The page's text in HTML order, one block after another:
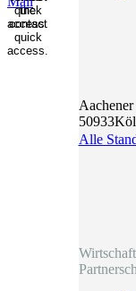
Aachener
50933
Alle